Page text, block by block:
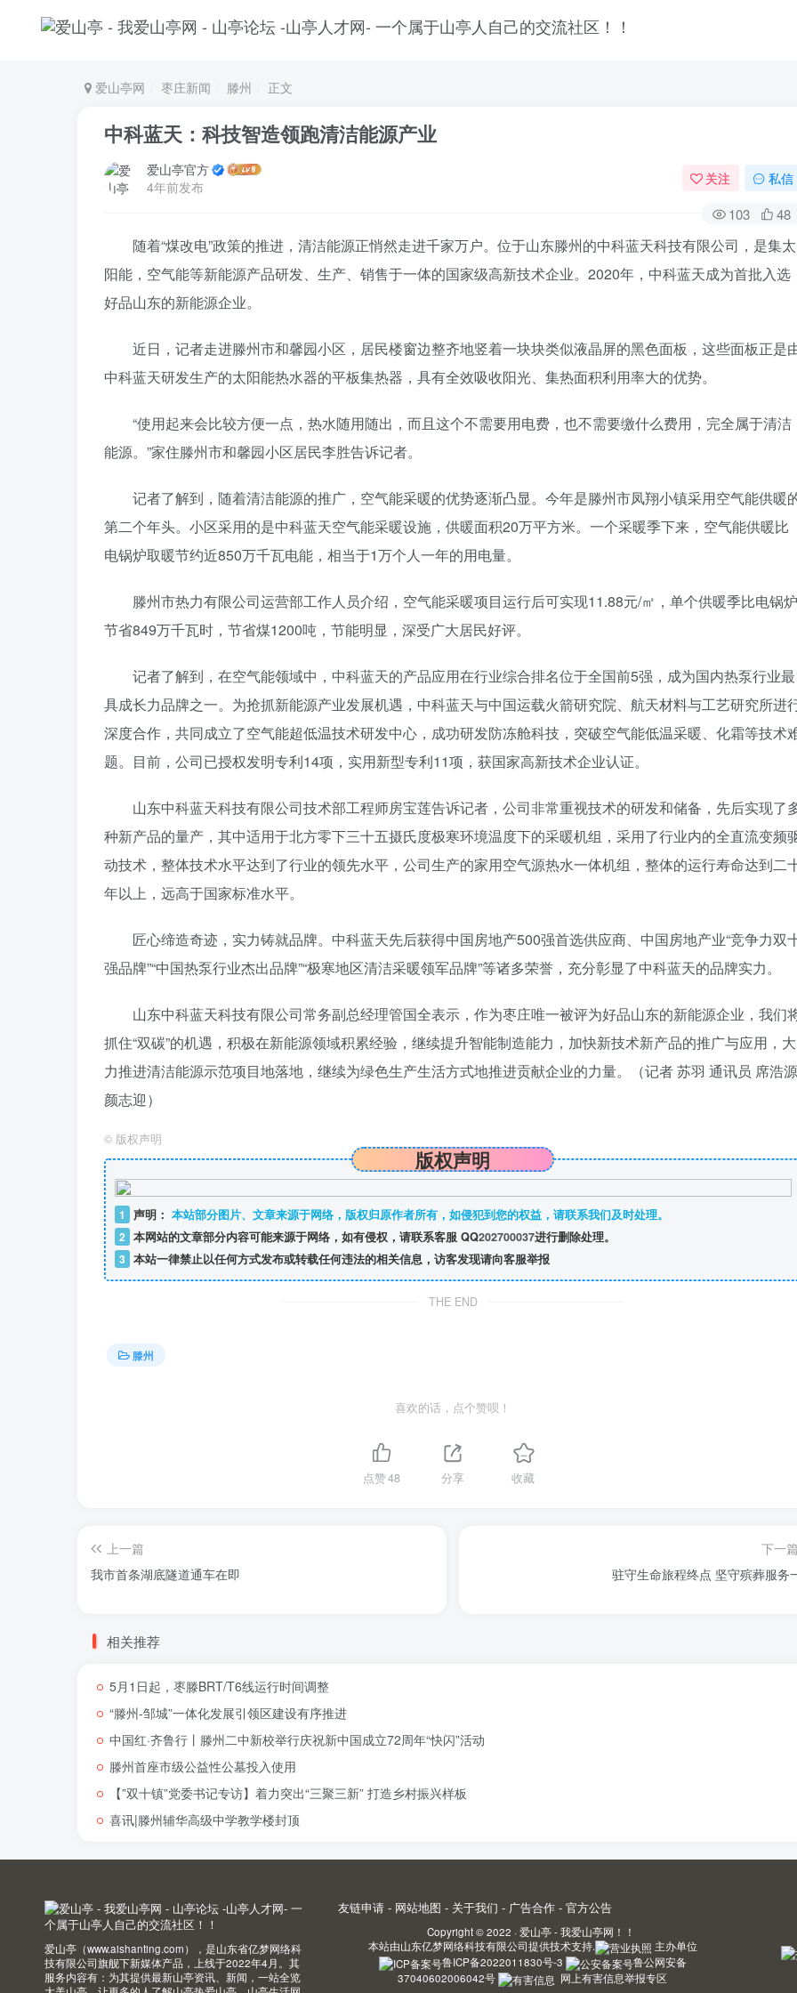
爱山亭网 枣庄新闻 滕州 正文
中科蓝天：科技智造领跑清洁能源产业
爱山亭官方
4年前发布
关注 私信
103 48
随着“煤改电”政策的推进，清洁能源正悄然走进千家万户。位于山东滕州的中科蓝天科技有限公司，是集太
阳能，空气能等新能源产品研发、生产、销售于一体的国家级高新技术企业。2020年，中科蓝天成为首批入选
好品山东的新能源企业。
近日，记者走进滕州市和馨园小区，居民楼窗边整齐地竖着一块块类似液晶屏的黑色面板，这些面板正是
中科蓝天研发生产的太阳能热水器的平板集热器，具有全效吸收阳光、集热面积利用率大的优势。
“使用起来会比较方便一点，热水随用随出，而且这个不需要用电费，也不需要缴什么费用，完全属于清洁
能源。”家住滕州市和馨园小区居民李胜告诉记者。
记者了解到，随着清洁能源的推广，空气能采暖的优势逐渐凸显。今年是滕州市凤翔小镇采用空气能供暖
第二个年头。小区采用的是中科蓝天空气能采暖设施，供暖面积20万平方米。一个采暖季下来，空气能供暖比
电锅炉取暖节约近850万千瓦电能，相当于1万个人一年的用电量。
滕州市热力有限公司运营部工作人员介绍，空气能采暖项目运行后可实现11.88元/㎡，单个供暖季比电锅炉
节省849万千瓦时，节省煤1200吨，节能明显，深受广大居民好评。
记者了解到，在空气能领域中，中科蓝天的产品应用在行业综合排名位于全国前5强，成为国内热泵行业最
具成长力品牌之一。为抢抓新能源产业发展机遇，中科蓝天与中国运载火箭研究院、航天材料与工艺研究所进
深度合作，共同成立了空气能超低温技术研发中心，成功研发防冻舱科技，突破空气能低温采暖、化霜等技术
题。目前，公司已授权发明专利14项，实用新型专利11项，获国家高新技术企业认证。
山东中科蓝天科技有限公司技术部工程师房宝莲告诉记者，公司非常重视技术的研发和储备，先后实现了
种新产品的量产，其中适用于北方零下三十五摄氏度极寒环境温度下的采暖机组，采用了行业内的全直流变频
动技术，整体技术水平达到了行业的领先水平，公司生产的家用空气源热水一体机组，整体的运行寿命达到二
年以上，远高于国家标准水平。
匠心缔造奇迹，实力铸就品牌。中科蓝天先后获得中国房地产500强首选供应商、中国房地产业“竞争力双
强品牌”“中国热泵行业杰出品牌”“极寒地区清洁采暖领军品牌”等诸多荣誉，充分彰显了中科蓝天的品牌实力。
山东中科蓝天科技有限公司常务副总经理管国全表示，作为枣庄唯一被评为好品山东的新能源企业，我们
抓住“双碳”的机遇，积极在新能源领域积累经验，继续提升智能制造能力，加快新技术新产品的推广与应用，大
力推进清洁能源示范项目地落地，继续为绿色生产生活方式地推进贡献企业的力量。（记者 苏羽 通讯员 席浩源
颜志迎）
© 版权声明
版权声明
1 声明： 本站部分图片、文章来源于网络，版权归原作者所有，如侵犯到您的权益，请联系我们及时处理。
2 本网站的文章部分内容可能来源于网络，如有侵权，请联系客服 QQ202700037进行删除处理。
3 本站一律禁止以任何方式发布或转载任何违法的相关信息，访客发现请向客服举报
THE END
滕州
喜欢的话，点个赞呗！
点赞48 分享 收藏
上一篇
我市首条湖底隧道通车在即
下一
驻守生命旅程终点 坚守殡葬服务
相关推荐
5月1日起，枣滕BRT/T6线运行时间调整
“滕州-邹城”一体化发展引领区建设有序推进
中国红·齐鲁行丨滕州二中新校举行庆祝新中国成立72周年“快闪”活动
滕州首座市级公益性公墓投入使用
【”双十镇”党委书记专访】着力突出“三聚三新” 打造乡村振兴样板
喜讯|滕州辅华高级中学教学楼封顶
爱山亭（www.aishanting.com），是山东省亿梦网络科
技有限公司旗舰下新媒体产品，上线于2022年4月。其
服务内容有：为其提供最新山亭资讯、新闻，一站全览
友链申请 - 网站地图 - 关于我们 - 广告合作 - 官方公告
Copyright © 2022 · 爱山亭 - 我爱山亭网！！
本站由山东亿梦网络科技有限公司提供技术支持.
主办单位
鲁ICP备2022011830号-3
鲁公网安备
37040602006042号
网上有害信息举报专区